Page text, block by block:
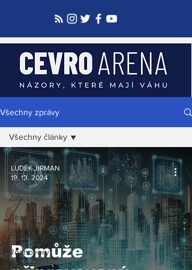
Všechny zprávy
Všechny články
Domov
Zahraničí
Bezpečnost
Panorama
Rozhovory
Všechny články
Pomůže
LUDĚK JIRMAN
19. 12. 2024